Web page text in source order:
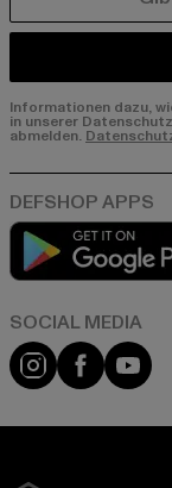
Informationen dazu,
in unserer
abmelden.
Instagram